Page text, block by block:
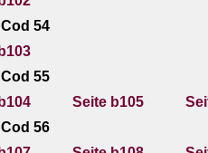
54
55
Seite b105
56